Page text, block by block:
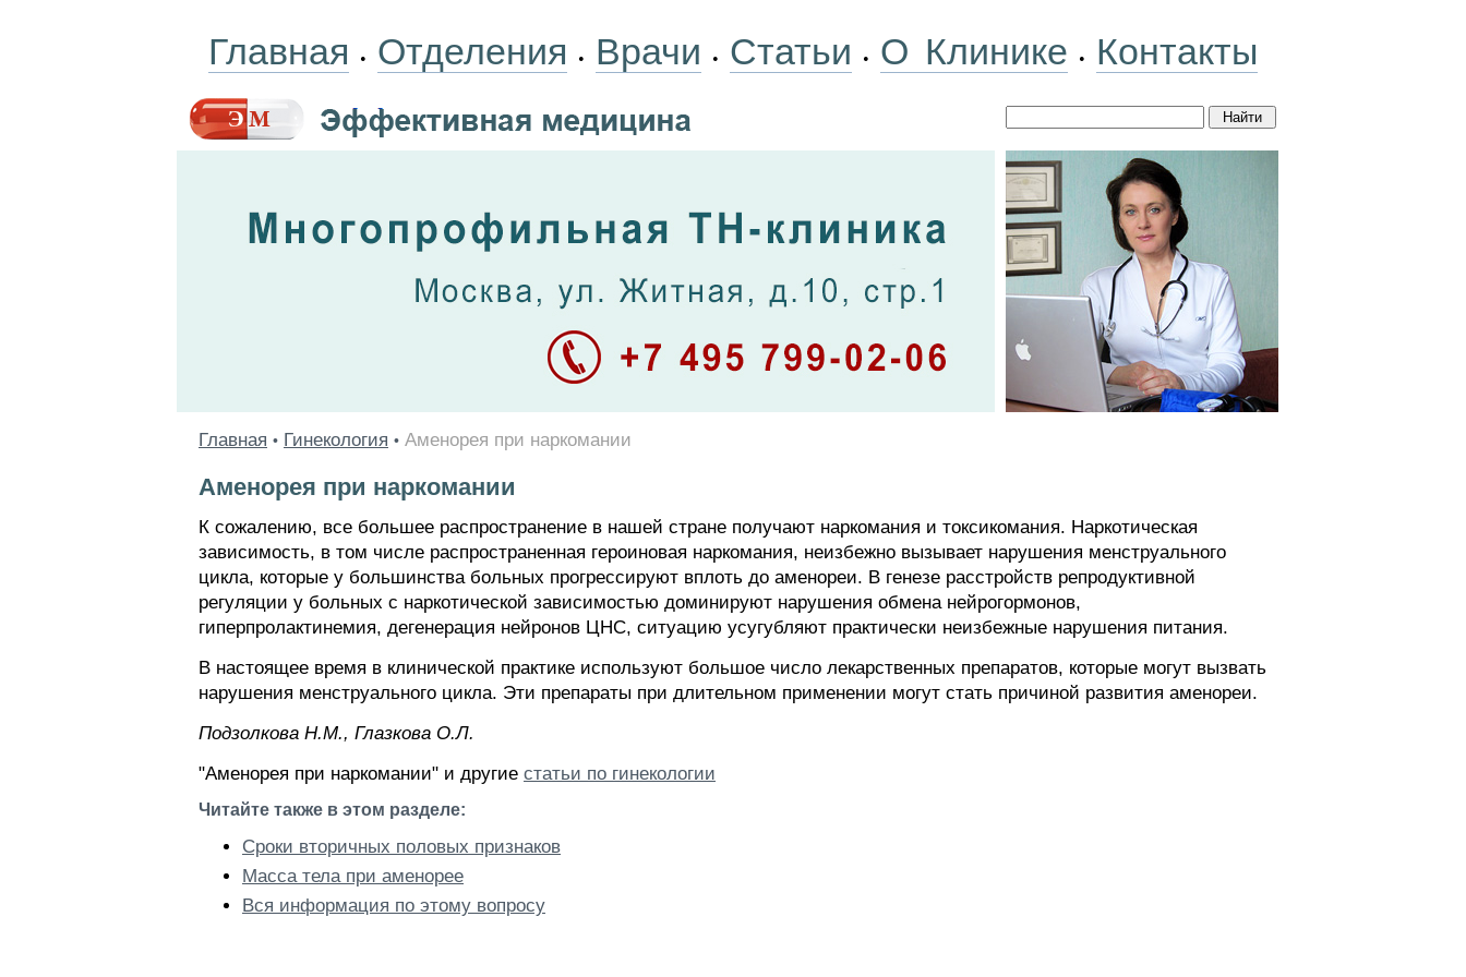
Главная • Отделения • Врачи • Статьи • О Клинике • Контакты
Главная • Гинекология • Аменорея при наркомании
Аменорея при наркомании
К сожалению, все большее распространение в нашей стране получают наркомания и токсикомания. Наркотическая
зависимость, в том числе распространенная героиновая наркомания, неизбежно вызывает нарушения менструального
цикла, которые у большинства больных прогрессируют вплоть до аменореи. В генезе расстройств репродуктивной
регуляции у больных с наркотической зависимостью доминируют нарушения обмена нейрогормонов,
гиперпролактинемия, дегенерация нейронов ЦНС, ситуацию усугубляют практически неизбежные нарушения питания.
В настоящее время в клинической практике используют большое число лекарственных препаратов, которые могут вызвать
нарушения менструального цикла. Эти препараты при длительном применении могут стать причиной развития аменореи.
Пoдзoлкoвa H.M., Глaзкoвa O.Л.
"Аменорея при наркомании" и другие статьи по гинекологии
Читайте также в этом разделе:
Сроки вторичных половых признаков
Масса тела при аменорее
Вся информация по этому вопросу